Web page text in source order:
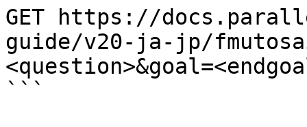
GET https://
guide/v20-ja-jp/
```